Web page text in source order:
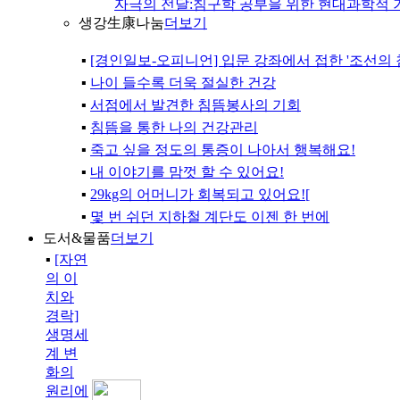
자극의 전달:침구학 공부을 위한 현대과학적
생강生康나눔더보기
▪ [경인일보-오피니언] 입문 강좌에서 접한 '조선의
▪ 나이 들수록 더욱 절실한 건강
▪ 서점에서 발견한 침뜸봉사의 기회
▪ 침뜸을 통한 나의 건강관리
▪ 죽고 싶을 정도의 통증이 나아서 행복해요!
▪ 내 이야기를 맘껏 할 수 있어요!
▪ 29kg의 어머니가 회복되고 있어요![
▪ 몇 번 쉬던 지하철 계단도 이젠 한 번에
도서&물품더보기
▪ [자연
의 이
치와
경락]
생명세
계 변
화의
원리에